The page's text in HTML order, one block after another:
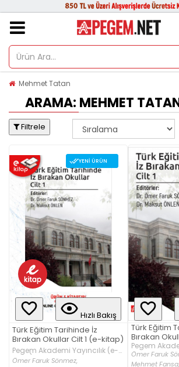
Mehmet Tatan
ARAMA: MEHMET
Filtrele
YENI ÜRÜN
Hızlı Bakış
Türk Eğitim Tarihinde İz
Bırakan Okullar Cilt 1 (e-kitap)
Pegem Akademi Yayıncılık (e-
kitap)
Ömer Faruk Sönmez,
Türk Eğitim
Bırakan
Pegem
Ömer Faruk
Mehmet Fansa,